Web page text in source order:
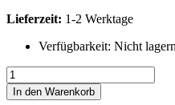
Lieferzeit: 1-2 Werktage
Verfügbarkeit: Nicht
In den Warenkorb